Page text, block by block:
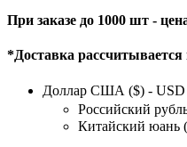
При заказе до 1000 шт -
*Доставка
Доллар США ($) - USD
Российский
Китайский юань